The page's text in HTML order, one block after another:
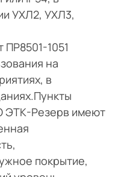
УХЛ2, УХЛ3,
1051
на
в
ЭТК-Резерв имеют
покрытие,